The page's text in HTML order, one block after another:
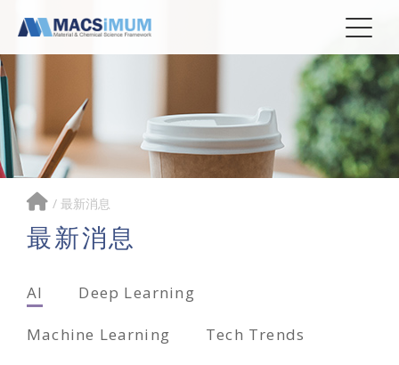
/ 最新消息
最新消息
AI Deep Learning
Machine Learning Tech Trends